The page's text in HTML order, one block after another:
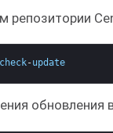
репозитории
check-update
обновления